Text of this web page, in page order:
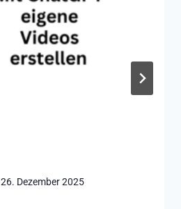
26. Dezember 2025